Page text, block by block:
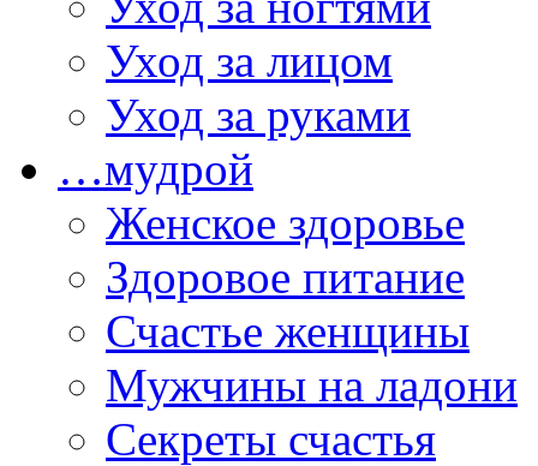
Уход за лицом
Уход за руками
…мудрой
Женское здоровье
Здоровое питание
Счастье женщины
Мужчины на ладони
Секреты счастья